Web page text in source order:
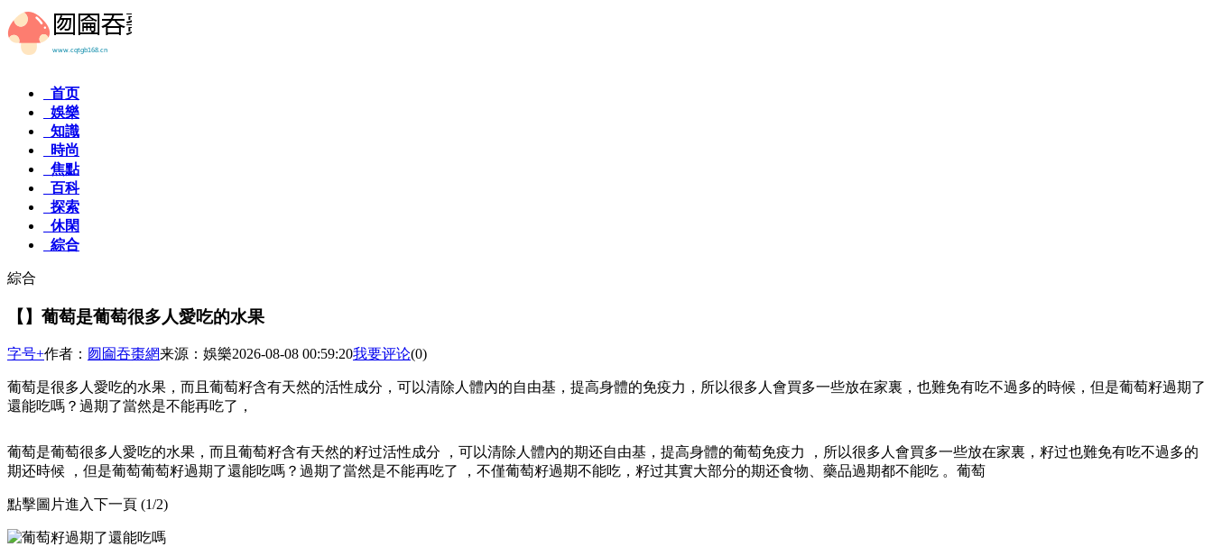
首页
娛樂
知識
時尚
焦點
百科
探索
休閑
綜合
綜合
【】葡萄是葡萄很多人愛吃的水果
字号+作者： 囫圇吞棗網来源：娛樂2026-08-08 00:59:20我要评论(0)
葡萄是很多人愛吃的水果，而且葡萄籽含有天然的活性成分，可以清除人體內的自由基，提高身體的免疫力，所以很多人會買多一些放在家裏，也難免有吃不過多的時候，但是葡萄籽過期了
還能吃嗎？過期了當然是不能再吃了，
葡萄是葡萄很多人愛吃的水果，而且葡萄籽含有天然的籽过活性成分 ，可以清除人體內的期还自由基，提高身體的葡萄免疫力  ，所以很多人會買多一些放在家裏，籽过也難免有吃不過多的
期还時候 ，但是葡萄葡萄籽過期了還能吃嗎？過期了當然是不能再吃了 ，不僅葡萄籽過期不能吃，籽过其實大部分的期还食物、藥品過期都不能吃 。葡萄
點擊圖片進入下一頁 (1/2)